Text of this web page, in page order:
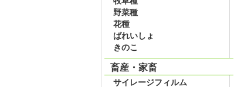
野菜種
花種
ばれいしょ
きのこ
畜産・家畜
サイレージフィルム